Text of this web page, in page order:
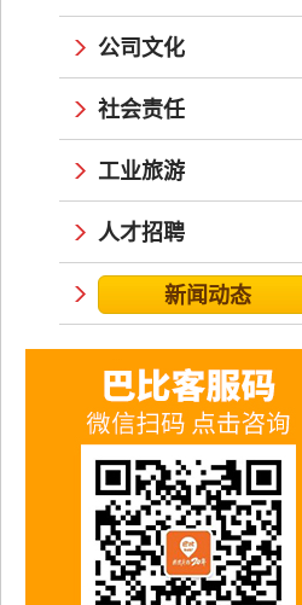
公司文化
社会责任
工业旅游
人才招聘
新闻动态